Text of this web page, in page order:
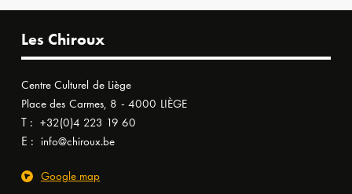
Les Chiroux
Centre Culturel de Liège
Place des Carmes, 8 - 4000 LIÈGE
T : +32(0)4 223 19 60
E : info@chiroux.be
Google map